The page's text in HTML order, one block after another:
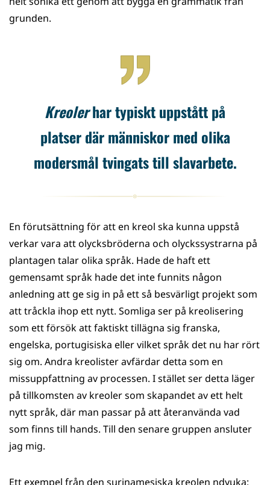
grunden.
Kreolerhar typiskt uppstått på
platser där människor med olika
modersmål tvingats till slavarbete.
En förutsättning för att en kreol ska kunna uppstå
verkar vara att olycksbröderna och olyckssystrarna på
plantagen talar olika språk. Hade de haft ett
gemensamt språk hade det inte funnits någon
anledning att ge sig in på ett så besvärligt projekt som
att tråckla ihop ett nytt. Somliga ser på kreolisering
som ett försök att faktiskt tillägna sig franska,
engelska, portugisiska eller vilket språk det nu har rört
sig om. Andra kreolister avfärdar detta som en
missuppfattning av processen. I stället ser detta läger
på tillkomsten av kreoler som skapandet av ett helt
nytt språk, där man passar på att återanvända vad
som finns till hands. Till den senare gruppen ansluter
jag mig.
Ett exempel från den surinamesiska kreolen ndyuka: